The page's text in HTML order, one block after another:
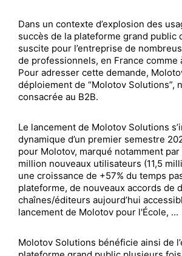
Dans un contexte d’explosion des
succès de la plateforme grand public
suscite pour l’entreprise de
de professionnels, en France comme
Pour adresser cette demande,
déploiement de “Molotov Solutions”,
consacrée au B2B.
Le lancement de Molotov Solutions
dynamique d’un premier semestre
pour Molotov, marqué notamment par
million nouveaux utilisateurs (11,5
une croissance de +57% du temps
plateforme, de nouveaux accords de
chaînes/éditeurs aujourd’hui
lancement de Molotov pour l'École, ...
Molotov Solutions bénéficie ainsi de